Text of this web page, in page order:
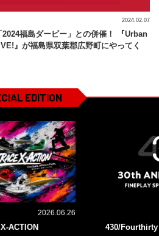
福島ダービー」との併催！ 『Urban
』が福島県双葉郡広野町にやってく
2024.02.07
EDITION
2026.06.26
ACTION
430/